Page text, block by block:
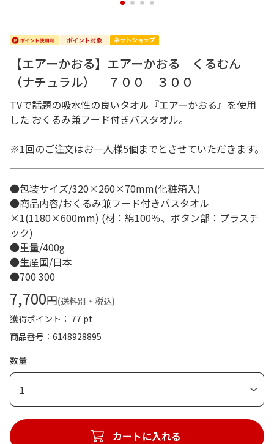
1 2 3 4
【エアーかおる】エアーかおる くるむん
（ナチュラル） ７００ ３００
TVで話題の吸水性の良いタオル『エアーかおる』を使用
した おくるみ兼フード付きバスタオル。
※1回のご注文はお一人様5個までとさせていただきます。
●包装サイズ/320×260×70mm(化粧箱入)
●商品内容/おくるみ兼フード付きバスタオル
×1(1180×600mm) (材：綿100％、ボタン部：プラスチ
ック)
●重量/400g
●生産国/日本
●700 300
7,700円(送料別・税込)
獲得ポイント： 77 pt
商品番号
6148928895
数量
1
カートに入れる